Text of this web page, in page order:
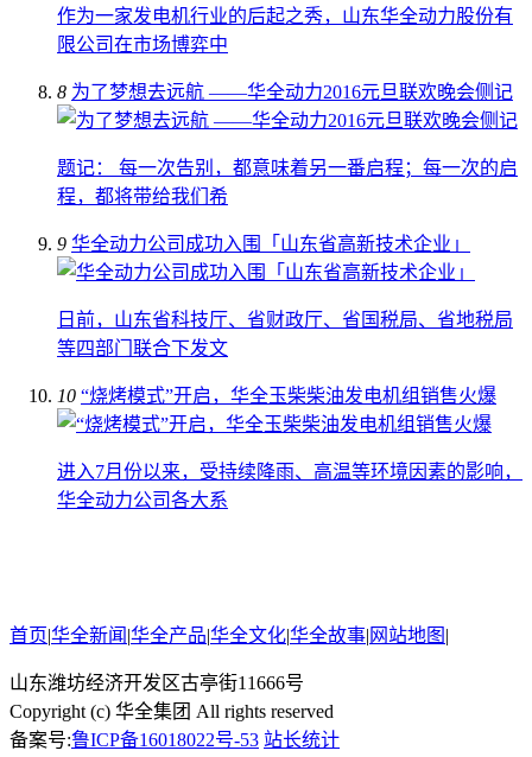
作为一家发电机行业的后起之秀，山东华全动力股份有
限公司在市场博弈中
8 为了梦想去远航 ——华全动力2016元旦联欢晚会侧记
题记： 每一次告别，都意味着另一番启程；每一次的启
程，都将带给我们希
9 华全动力公司成功入围「山东省高新技术企业」
日前，山东省科技厅、省财政厅、省国税局、省地税局
等四部门联合下发文
10 “烧烤模式”开启，华全玉柴柴油发电机组销售火爆
进入7月份以来，受持续降雨、高温等环境因素的影响，
华全动力公司各大系
首页|华全新闻 |华全产品|华全文化|华全故事| 网站地图 |
山东潍坊经济开发区古亭街11666号
Copyright (c) 华全集团 All rights reserved
备案号:鲁ICP备16018022号-53 站长统计